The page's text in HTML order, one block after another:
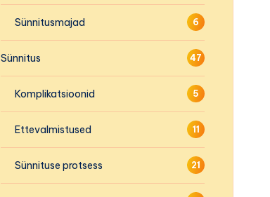
Sünnitusmajad 6
Sünnitus 47
Komplikatsioonid 5
Ettevalmistused 11
Sünnituse protsess 21